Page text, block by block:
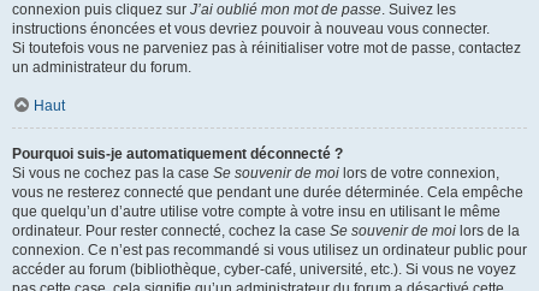
connexion puis cliquez sur J’ai oublié mon mot de passe. Suivez les
instructions énoncées et vous devriez pouvoir à nouveau vous connecter.
Si toutefois vous ne parveniez pas à réinitialiser votre mot de passe, contactez
un administrateur du forum.
Haut
Pourquoi suis-je automatiquement déconnecté ?
Si vous ne cochez pas la case Se souvenir de moi lors de votre connexion,
vous ne resterez connecté que pendant une durée déterminée. Cela empêche
que quelqu’un d’autre utilise votre compte à votre insu en utilisant le même
ordinateur. Pour rester connecté, cochez la case Se souvenir de moi lors de la
connexion. Ce n’est pas recommandé si vous utilisez un ordinateur public pour
accéder au forum (bibliothèque, cyber-café, université, etc.). Si vous ne voyez